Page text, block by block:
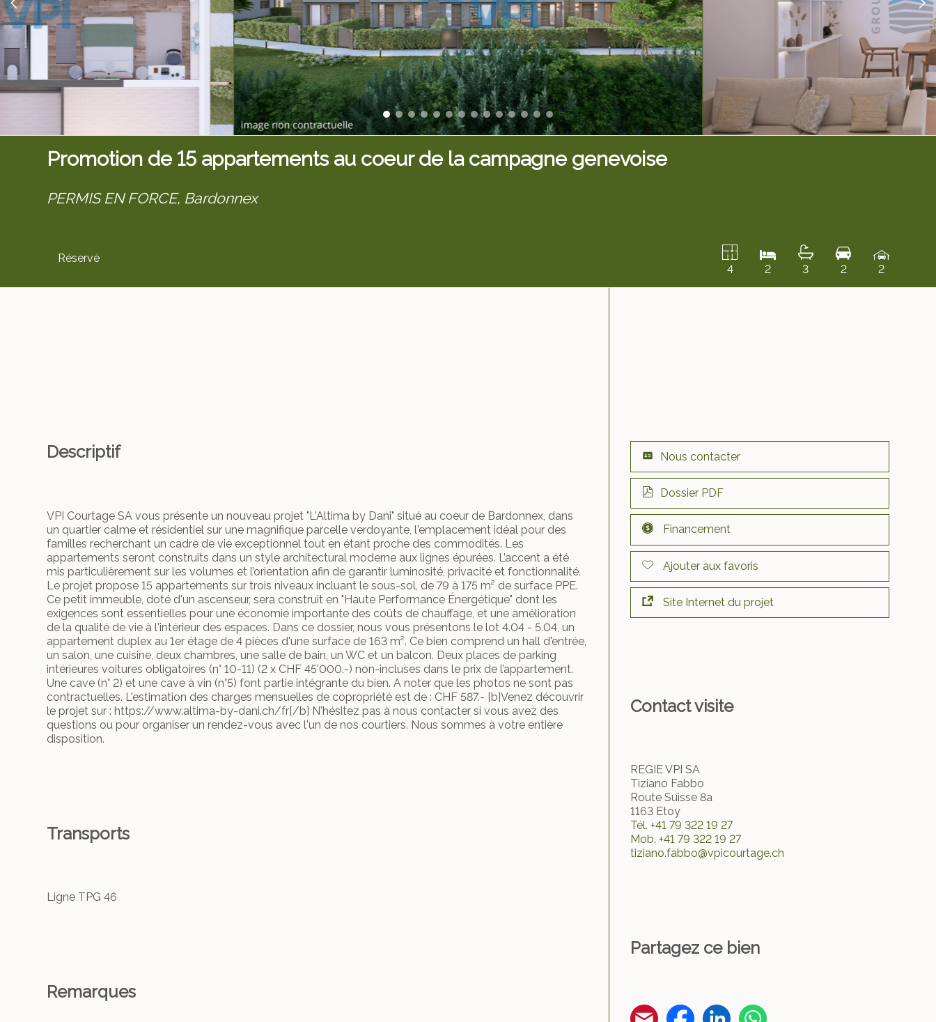
Promotion de 15 appartements au coeur de la campagne genevoise
PERMIS EN FORCE, Bardonnex
Réservé
4
2 3 2 2
Descriptif
VPI Courtage SA vous présente un nouveau projet "L'Altima by Dani" situé au coeur de Bardonnex, dans
un quartier calme et résidentiel sur une magnifique parcelle verdoyante, l'emplacement idéal pour des
familles recherchant un cadre de vie exceptionnel tout en étant proche des commodités. Les
appartements seront construits dans un style architectural moderne aux lignes épurées. L’accent a été
mis particulièrement sur les volumes et l’orientation afin de garantir luminosité, privacité et fonctionnalité.
Le projet propose 15 appartements sur trois niveaux incluant le sous-sol, de 79 à 175 m² de surface PPE.
Ce petit immeuble, doté d'un ascenseur, sera construit en "Haute Performance Énergétique" dont les
exigences sont essentielles pour une économie importante des coûts de chauffage, et une amélioration
de la qualité de vie à l'intérieur des espaces. Dans ce dossier, nous vous présentons le lot 4.04 - 5.04, un
appartement duplex au 1er étage de 4 pièces d'une surface de 163 m². Ce bien comprend un hall d'entrée,
un salon, une cuisine, deux chambres, une salle de bain, un WC et un balcon. Deux places de parking
intérieures voitures obligatoires (n° 10-11) (2 x CHF 45'000.-) non-incluses dans le prix de l’appartement.
Une cave (n° 2) et une cave à vin (n°5) font partie intégrante du bien. A noter que les photos ne sont pas
contractuelles. L'estimation des charges mensuelles de copropriété est de : CHF 587.- [b]Venez découvrir
le projet sur : https://www.altima-by-dani.ch/fr[/b] N'hésitez pas à nous contacter si vous avez des
questions ou pour organiser un rendez-vous avec l'un de nos courtiers. Nous sommes à votre entière
disposition.
Transports
Ligne TPG 46
Remarques
Nous contacter
Dossier PDF
Financement
Ajouter aux favoris
Site Internet du projet
Contact visite
REGIE VPI SA
Tiziano Fabbo
Route Suisse 8a
1163 Etoy
Tél. +41 79 322 19 27
Mob. +41 79 322 19 27
tiziano.fabbo@vpicourtage.ch
Partagez ce bien